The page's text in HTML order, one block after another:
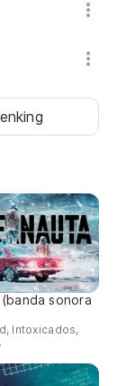
sonora
Intoxicados,